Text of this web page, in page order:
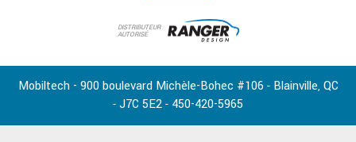
DISTRIBUTEUR
AUTORISÉ
Mobiltech - 900 boulevard Michèle-Bohec #106 - Blainville, QC
- J7C 5E2 - 450-420-5965